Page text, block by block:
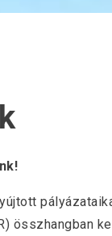
összhangban